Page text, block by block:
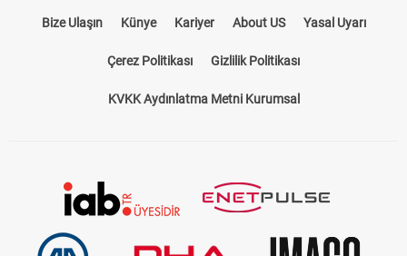
Bize Ulaşın Künye Kariyer About US Yasal Uyarı
Çerez Politikası Gizlilik Politikası
KVKK Aydınlatma Metni Kurumsal